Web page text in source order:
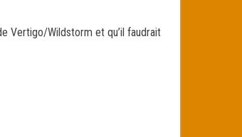
Vertigo/Wildstorm et qu’il faudrait